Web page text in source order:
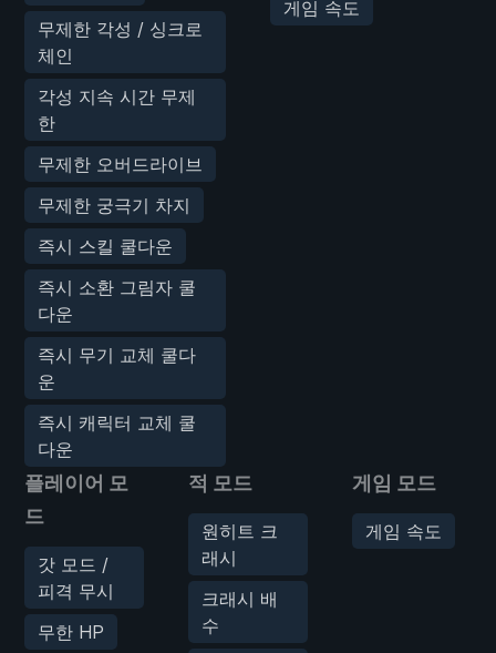
무제한 각성 / 싱크로
체인
각성 지속 시간 무제
한
무제한 오버드라이브
무제한 궁극기 차지
즉시 스킬 쿨다운
즉시 소환 그림자 쿨
다운
즉시 무기 교체 쿨다
운
즉시 캐릭터 교체 쿨
다운
게임 속도
플레이어 모
드
갓 모드 /
피격 무시
무한 HP
적 모드
원히트 크
래시
크래시 배
수
게임 모드
게임 속도